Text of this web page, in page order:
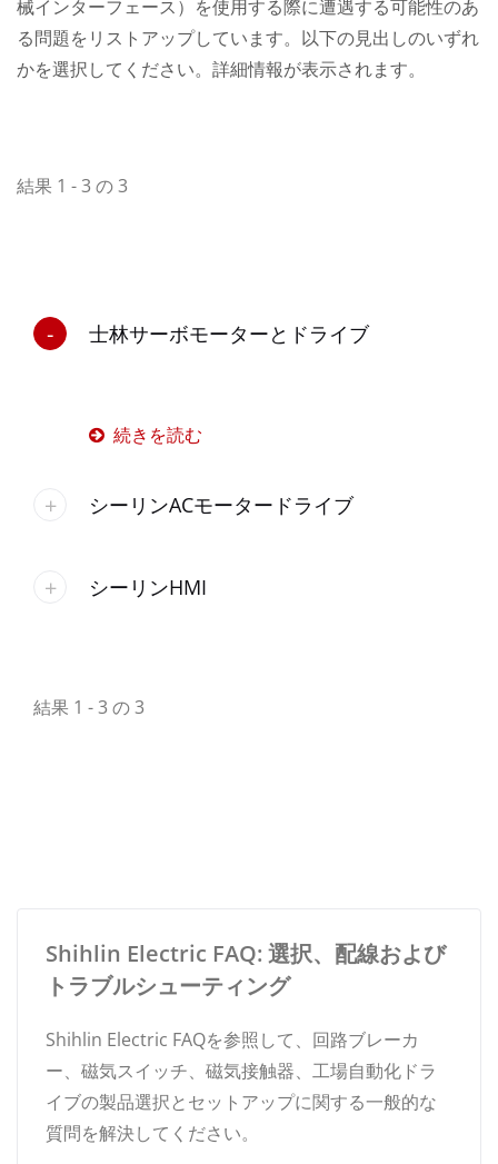
械インターフェース）を使用する際に遭遇する可能性のあ
る問題をリストアップしています。以下の見出しのいずれ
かを選択してください。詳細情報が表示されます。
結果 1 - 3 の 3
士林サーボモーターとドライブ
続きを読む
シーリンACモータードライブ
シーリンHMI
結果 1 - 3 の 3
Shihlin Electric FAQ: 選択、配線および
トラブルシューティング
Shihlin Electric FAQを参照して、回路ブレーカ
ー、磁気スイッチ、磁気接触器、工場自動化ドラ
イブの製品選択とセットアップに関する一般的な
質問を解決してください。